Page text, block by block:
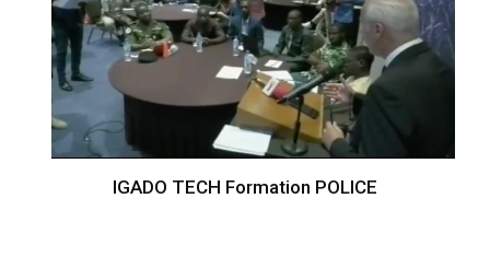
IGADO TECH Formation POLICE